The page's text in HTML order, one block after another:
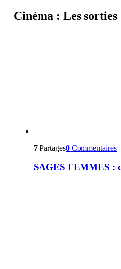
Cinéma : Les sorties
7 Partages0 Commentaires
SAGES FEMMES :